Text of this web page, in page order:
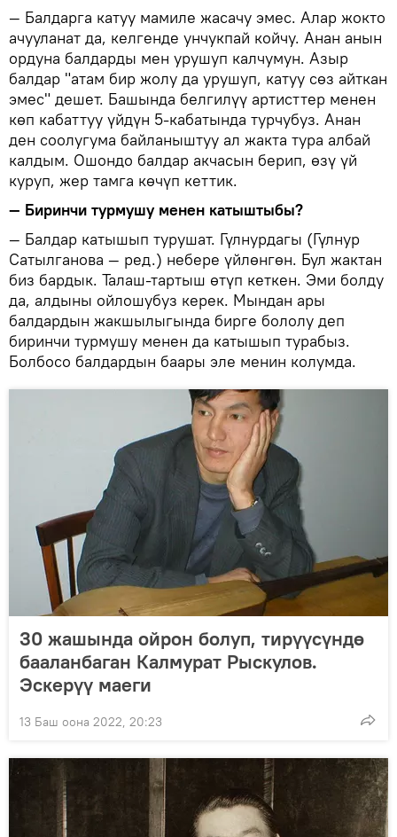
— Балдарга катуу мамиле жасачу эмес. Алар жокто
ачууланат да, келгенде унчукпай койчу. Анан анын
ордуна балдарды мен урушуп калчумун. Азыр
балдар "атам бир жолу да урушуп, катуу сөз айткан
эмес" дешет. Башында белгилүү артисттер менен
көп кабаттуу үйдүн 5-кабатында турчубуз. Анан
ден соолугума байланыштуу ал жакта тура албай
калдым. Ошондо балдар акчасын берип, өзү үй
куруп, жер тамга көчүп кеттик.
— Биринчи турмушу менен катыштыбы?
— Балдар катышып турушат. Гүлнурдагы (Гүлнур
Сатылганова — ред.) небере үйлөнгөн. Бул жактан
биз бардык. Талаш-тартыш өтүп кеткен. Эми болду
да, алдыны ойлошубуз керек. Мындан ары
балдардын жакшылыгында бирге бололу деп
биринчи турмушу менен да катышып турабыз.
Болбосо балдардын баары эле менин колумда.
30 жашында ойрон болуп, тирүүсүндө
бааланбаган Калмурат Рыскулов.
Эскерүү маеги
13 Баш оона 2022, 20:23